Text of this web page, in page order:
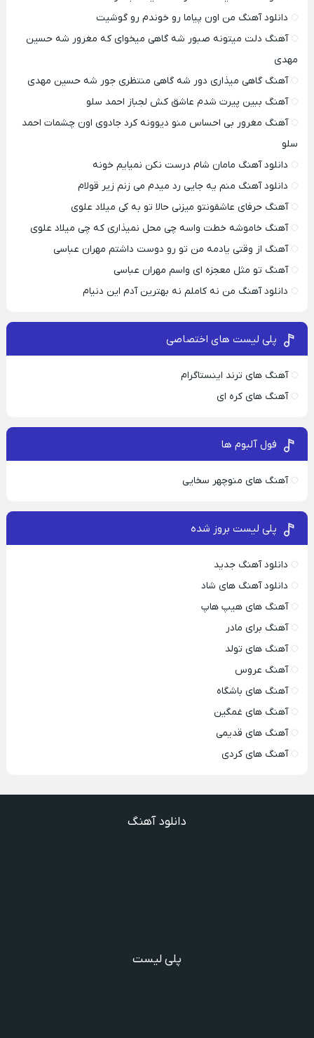
دانلود آهنگ من اون پیاما رو خوندم رو گوشیت
آهنگ دلت میتونه صبور شه گاهی میخوای که مغرور شه حسین
مهدی
آهنگ گاهی میذاری دور شه گاهی منتظری جور شه حسین مهدی
آهنگ ببین پیرت شدم عاشق کش لجباز احمد سلو
آهنگ مغرور بی احساس منو دیوونه کرد جادوی اون چشمات احمد
سلو
دانلود آهنگ مامان شام درست نکن نمیایم خونه
دانلود آهنگ منم یه جایی رد میدم می زنم زیر قولام
آهنگ حرفای عاشقونتو میزنی حالا تو به کی میلاد علوی
آهنگ خاموشه خطت واسه چی محل نمیذاری که چی میلاد علوی
آهنگ از وقتی یادمه من تو رو دوست داشتم مهران عباسی
آهنگ تو مثل معجزه ای واسم مهران عباسی
دانلود آهنگ من نه کاملم نه بهترین آدم این دنیام
پلی لیست های اختصاصی
آهنگ های ترند اینستاگرام
آهنگ های کره ای
فول آلبوم ها
آهنگ های منوچهر سخایی
پلی لیست بروز شده
دانلود آهنگ جدید
دانلود آهنگ های شاد
آهنگ های هیپ هاپ
آهنگ برای مادر
آهنگ های تولد
آهنگ عروس
آهنگ های باشگاه
آهنگ های غمگین
آهنگ های قدیمی
آهنگ های کردی
دانلود آهنگ
پلی لیست